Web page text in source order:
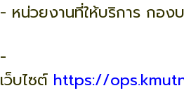
- หน่วยงานที่ให้บริการ กอง
-
เว็บไซต์ https://